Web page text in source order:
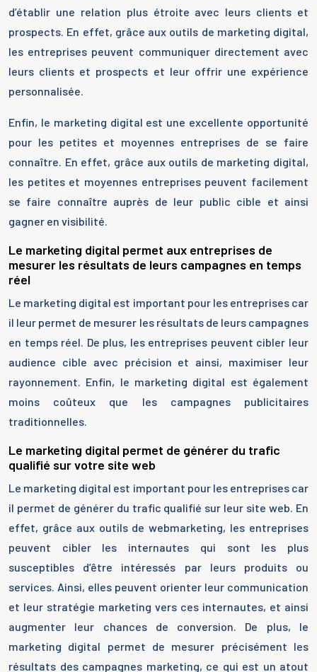
d’établir une relation plus étroite avec leurs clients et
prospects. En effet, grâce aux outils de marketing digital,
les entreprises peuvent communiquer directement avec
leurs clients et prospects et leur offrir une expérience
personnalisée.
Enfin, le marketing digital est une excellente opportunité
pour les petites et moyennes entreprises de se faire
connaître. En effet, grâce aux outils de marketing digital,
les petites et moyennes entreprises peuvent facilement
se faire connaître auprès de leur public cible et ainsi
gagner en visibilité.
Le marketing digital permet aux entreprises de
mesurer les résultats de leurs campagnes en temps
réel
Le marketing digital est important pour les entreprises car
il leur permet de mesurer les résultats de leurs campagnes
en temps réel. De plus, les entreprises peuvent cibler leur
audience cible avec précision et ainsi, maximiser leur
rayonnement. Enfin, le marketing digital est également
moins coûteux que les campagnes publicitaires
traditionnelles.
Le marketing digital permet de générer du trafic
qualifié sur votre site web
Le marketing digital est important pour les entreprises car
il permet de générer du trafic qualifié sur leur site web. En
effet, grâce aux outils de webmarketing, les entreprises
peuvent cibler les internautes qui sont les plus
susceptibles d’être intéressés par leurs produits ou
services. Ainsi, elles peuvent orienter leur communication
et leur stratégie marketing vers ces internautes, et ainsi
augmenter leur chances de conversion. De plus, le
marketing digital permet de mesurer précisément les
résultats des campagnes marketing, ce qui est un atout